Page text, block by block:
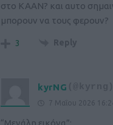
στο ΚΑΑΝ? και αυτο
μπορουν να τους φερουν?
3 Reply
kyrNG
7 Μαΐου 2026
“Μεγάλη εικόνα”: